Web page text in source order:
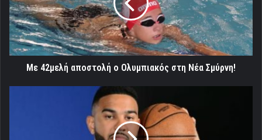
Ολυμπιακός
στη
Νέα
Σμύρνη!
Με 42μελή αποστολή ο Ολυμπιακός στη Νέα Σμύρνη!